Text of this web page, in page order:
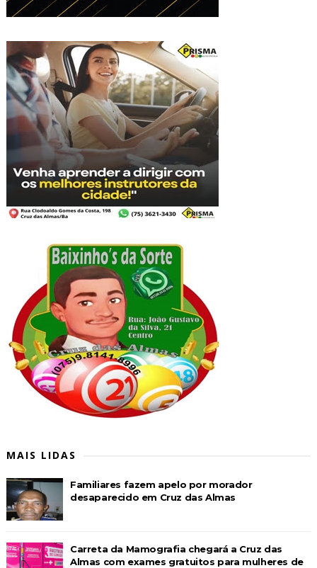
MAIS LIDAS
Familiares fazem apelo por morador
desaparecido em Cruz das Almas
Carreta da Mamografia chegará a Cruz das
Almas com exames gratuitos para mulheres de